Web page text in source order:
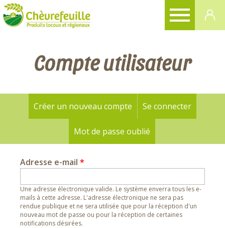
Compte utilisateur
Onglets
principaux
Créer un nouveau compte (onglet actif)
Se connecter
Mot de passe oublié
Adresse e-mail *
Une adresse électronique valide. Le système enverra tous les e-
mails à cette adresse. L'adresse électronique ne sera pas
rendue publique et ne sera utilisée que pour la réception d'un
nouveau mot de passe ou pour la réception de certaines
notifications désirées.